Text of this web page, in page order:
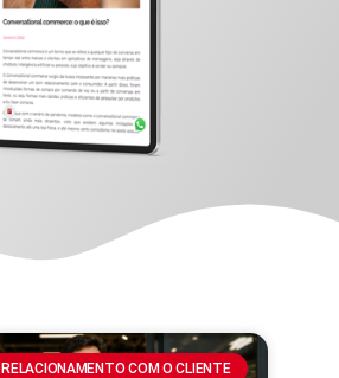
RELACIONAMENTO COM O CLIENTE